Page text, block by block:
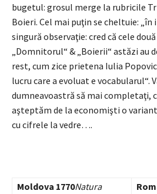
bugetul: grosul merge la rubricile
Boieri. Cel mai puţin se cheltuie: „în
singură observaţie: cred că cele
„Domnitorul“ & „Boierii“ astăzi
rest, cum zice prietena Iulia
lucru care a evoluat e vocabularul“.
dumneavoastră să mai completaţi,
aşteptăm de la economişti o
cu cifrele la vedre….
Moldova 1770Natura